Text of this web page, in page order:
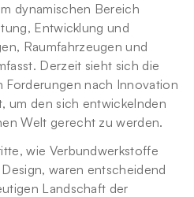
dynamischen Bereich
Entwicklung und
Raumfahrzeugen und
Derzeit sieht sich die
Forderungen nach Innovation
um den sich entwickelnden
Welt gerecht zu werden.
wie Verbundwerkstoffe
waren entscheidend
Landschaft der